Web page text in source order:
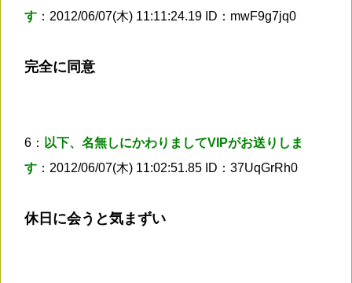
す ：2012/06/07(木) 11:11:24.19 ID：mwF9g7jq0
完全に同意
6： 以下、名無しにかわりましてVIPがお送りしま
す ：2012/06/07(木) 11:02:51.85 ID：37UqGrRh0
休日に会うと気まずい